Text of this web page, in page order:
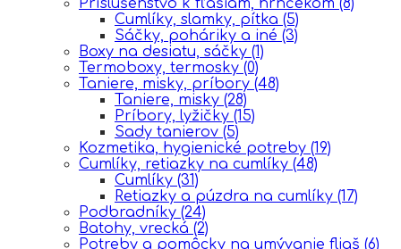
Cumlíky, slamky, pítka (5)
Sáčky, poháriky a iné (3)
Boxy na desiatu, sáčky (1)
Termoboxy, termosky (0)
Taniere, misky, príbory (48)
Taniere, misky (28)
Príbory, lyžičky (15)
Sady tanierov (5)
Kozmetika, hygienické potreby (19)
Cumlíky, retiazky na cumlíky (48)
Cumlíky (31)
Retiazky a púzdra na cumlíky (17)
Podbradníky (24)
Batohy, vrecká (2)
Potreby a pomôcky na umývanie fliaš (6)